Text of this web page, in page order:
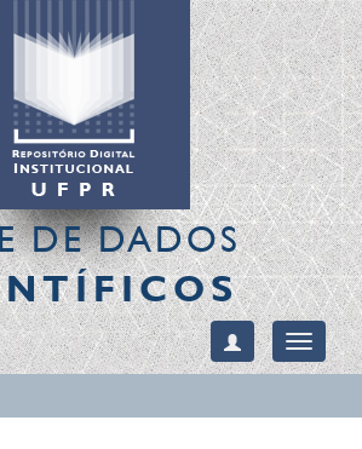
DE DADOS
Toggle